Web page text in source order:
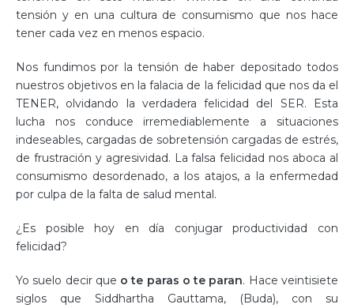
tensión y en una cultura de consumismo que nos hace
tener cada vez en menos espacio.
Nos fundimos por la tensión de haber depositado todos
nuestros objetivos en la falacia de la felicidad que nos da el
TENER, olvidando la verdadera felicidad del SER. Esta
lucha nos conduce irremediablemente a situaciones
indeseables, cargadas de sobretensión cargadas de estrés,
de frustración y agresividad. La falsa felicidad nos aboca al
consumismo desordenado, a los atajos, a la enfermedad
por culpa de la falta de salud mental.
¿Es posible hoy en día conjugar productividad con
felicidad?
Yo suelo decir que o te paras o te paran. Hace veintisiete
siglos que Siddhartha Gauttama, (Buda), con su